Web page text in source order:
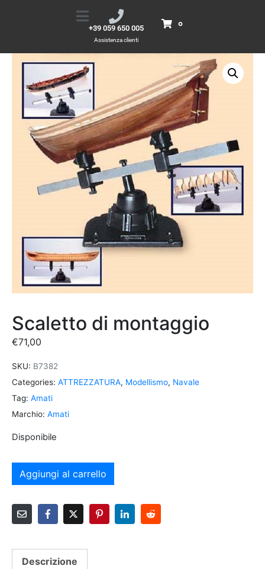
+39 059 650 005
Assistenza clienti
0
Prodotti Scaletto di montaggio
Scaletto di montaggio
€71,00
SKU: B7382
Categories: ATTREZZATURA, Modellismo, Navale
Tag: Amati
Marchio: Amati
Disponibile
Aggiungi al carrello
Descrizione